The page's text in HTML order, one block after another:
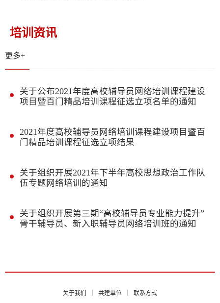
培训资讯
更多+
关于公布2021年度高校辅导员网络培训课程建设
项目暨百门精品培训课程征选立项名单的通知
2021年度高校辅导员网络培训课程建设项目暨百
门精品培训课程征选立项结果
关于组织开展2021年下半年高校思想政治工作队
伍专题网络培训的通知
关于组织开展第三期“高校辅导员专业能力提升”
骨干辅导员、新入职辅导员网络培训班的通知
关于我们 共建单位 联系方式